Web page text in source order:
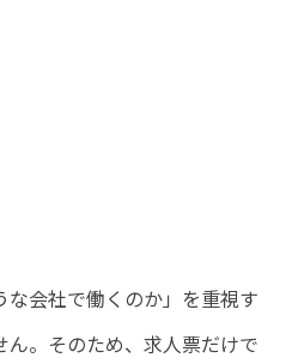
な会社で働くのか」を重視す
ん。そのため、求人票だけで